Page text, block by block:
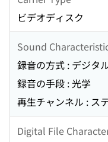
ビデオディスク
Sound
録音の方式 : デジタ
録音の手段 : 光学
再生チャンネル : ス
Digital File